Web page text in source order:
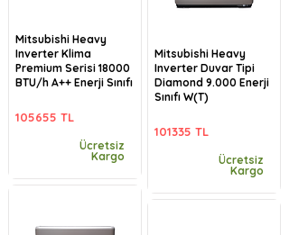
Mitsubishi Heavy
Inverter Klima
Premium Serisi 18000
BTU/h A++ Enerji Sınıfı
105655 TL
Ücretsiz
Kargo
Mitsubishi Heavy
Inverter Duvar Tipi
Diamond 9.000 Enerji
Sınıfı W(T)
101335 TL
Ücretsiz
Kargo